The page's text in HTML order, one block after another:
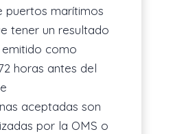
puertos marítimos
tener un resultado
como
horas antes del
aceptadas son
por la OMS o